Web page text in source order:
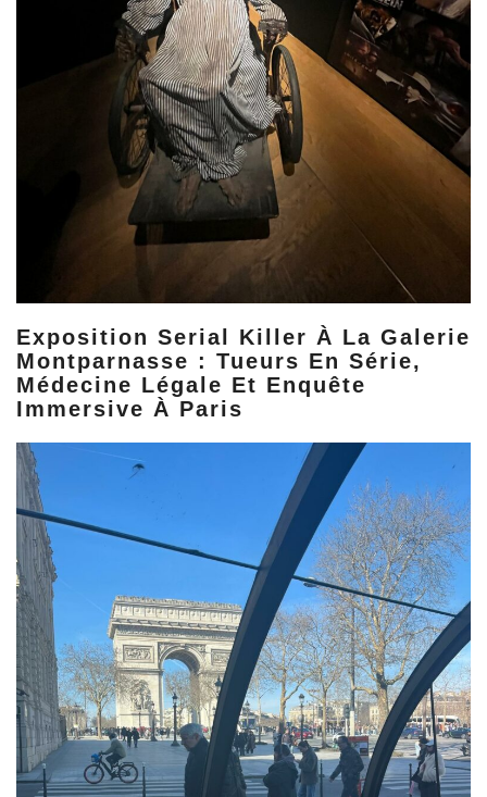
Exposition Serial Killer À La Galerie
Montparnasse : Tueurs En Série,
Médecine Légale Et Enquête
Immersive À Paris